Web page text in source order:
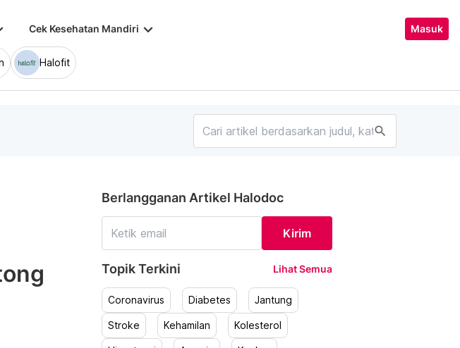
Cek Kesehatan Mandiri keyboard_arrow_down Masuk
Halofit
search
Berlangganan Artikel Halodoc
Kirim
Topik Terkini Lihat Semua
Coronavirus Diabetes Jantung
Stroke Kehamilan Kolesterol